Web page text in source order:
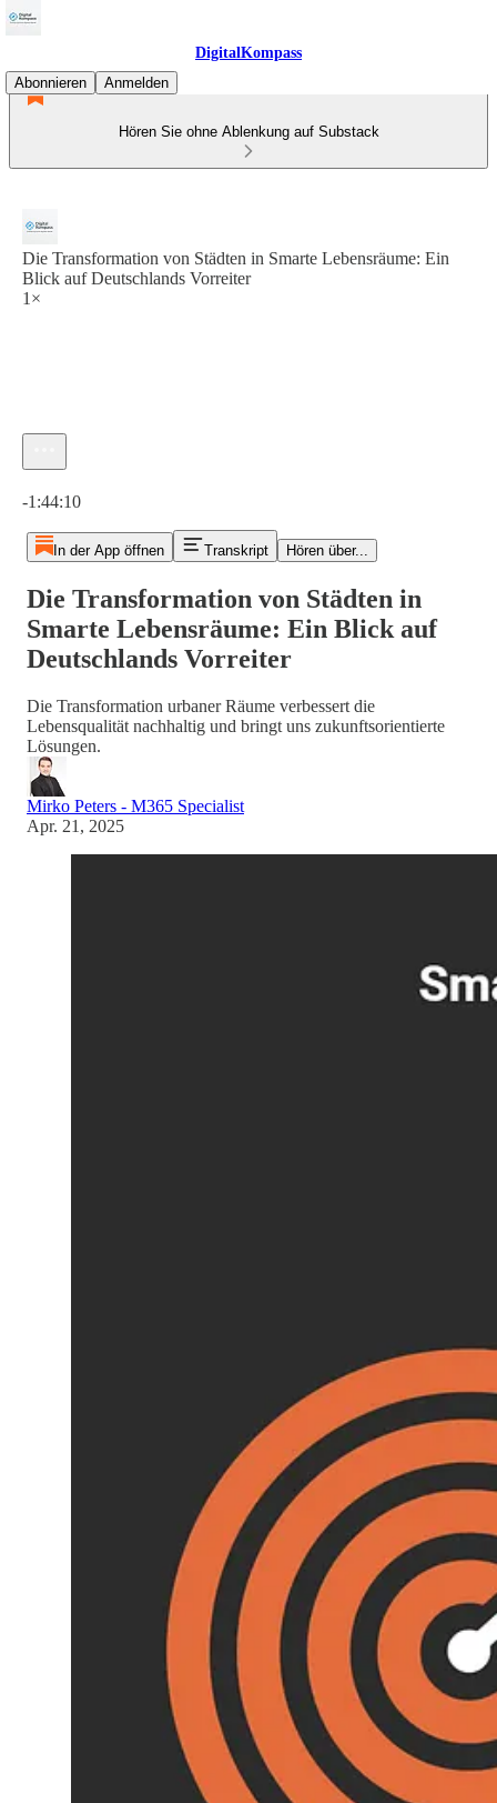
DigitalKompass
Abonnieren
Anmelden
Hören Sie ohne Ablenkung auf Substack
Die Transformation von Städten in Smarte Lebensräume: Ein
Blick auf Deutschlands Vorreiter
1×
-1:44:10
In der App öffnen Transkript Hören über...
Die Transformation von Städten in
Smarte Lebensräume: Ein Blick auf
Deutschlands Vorreiter
Die Transformation urbaner Räume verbessert die
Lebensqualität nachhaltig und bringt uns zukunftsorientierte
Lösungen.
Mirko Peters - M365 Specialist
Apr. 21, 2025